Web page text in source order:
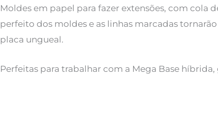
Moldes em papel para fazer extensões, com cola
perfeito dos moldes e as linhas marcadas
placa ungueal.
Perfeitas para trabalhar com a Mega Base